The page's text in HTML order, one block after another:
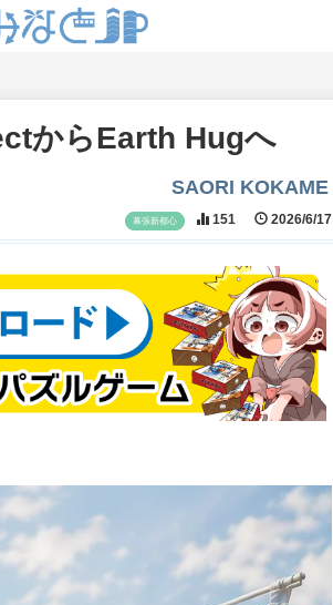
からEarth Hugへ
SAORI KOKAME
幕張新都心 151 2026/6/17